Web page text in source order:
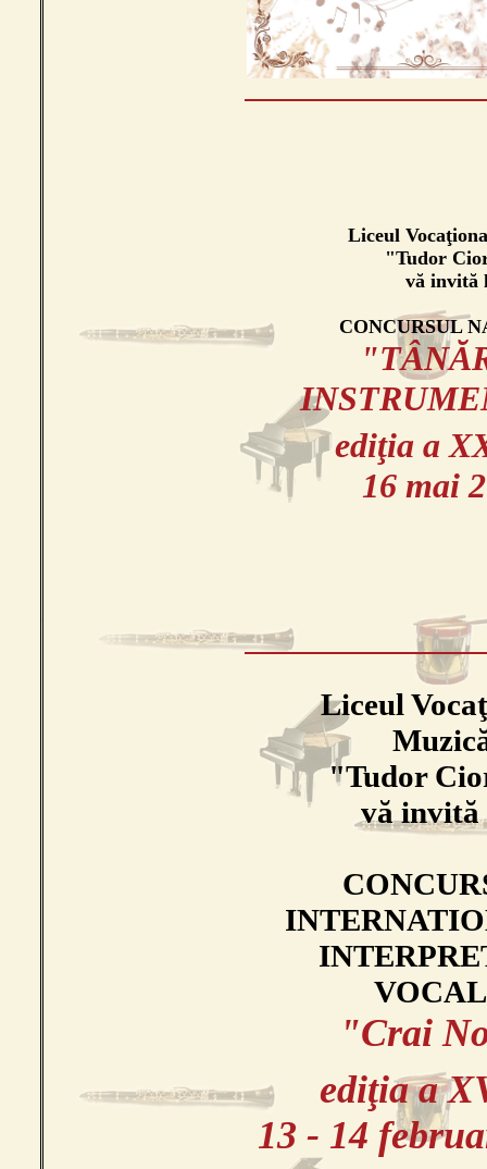
Liceul
"Tudor
vă invită
CONCURSUL
ediţia a
16 mai
Liceul
"Tudor
vă invită
"Crai
ediţia a
13 - 14